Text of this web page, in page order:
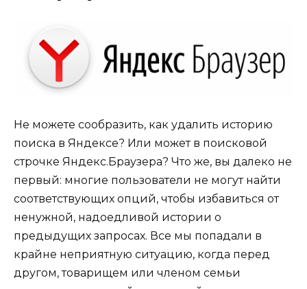
Не можете сообразить, как удалить историю
поиска в Яндексе? Или может в поисковой
строчке Яндекс.Браузера? Что же, вы далеко не
первый: многие пользователи не могут найти
соответствующих опций, чтобы избавиться от
ненужной, надоедливой истории о
предыдущих запросах. Все мы попадали в
крайне неприятную ситуацию, когда перед
другом, товарищем или членом семьи